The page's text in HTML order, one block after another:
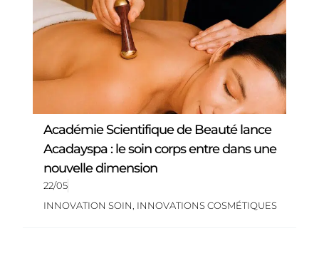
Académie Scientifique de Beauté lance
Acadayspa : le soin corps entre dans une
nouvelle dimension
22/05
INNOVATION SOIN, INNOVATIONS COSMÉTIQUES